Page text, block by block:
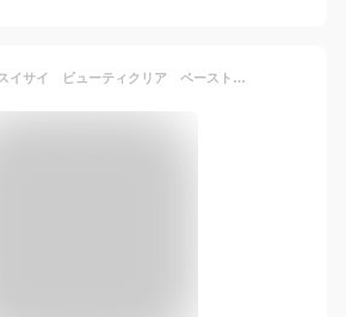
「カネボウ」 スイサイ ビューティクリア ペーストウォッシュ 120g